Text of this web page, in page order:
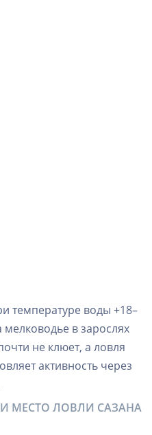
температуре воды +18–
мелководье в зарослях
не клюет, а ловля
активность через
МЕСТО ЛОВЛИ САЗАНА